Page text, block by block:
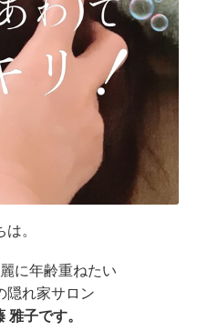
。
に年齢重ねたい
隠れ家サロン
雅子です。